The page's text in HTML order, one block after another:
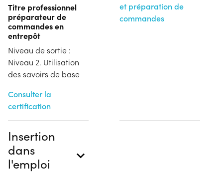
Titre professionnel
préparateur de
commandes en
entrepôt
Niveau de sortie :
Niveau 2. Utilisation
des savoirs de base
Consulter la
certification
et préparation de
commandes
Insertion
dans
l'emploi